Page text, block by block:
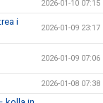
2026-01-10 07:15
i
2026-01-09 23:17
2026-01-09 07:06
2026-01-08 07:38